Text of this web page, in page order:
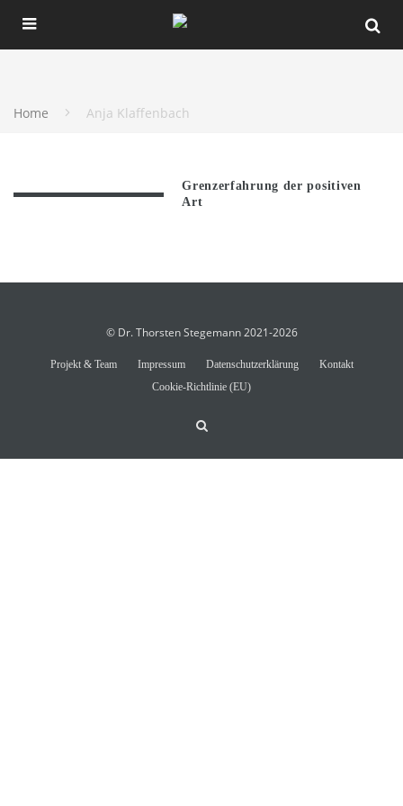
Home Anja Klaffenbach
Grenzerfahrung der positiven
Art
© Dr. Thorsten Stegemann 2021-2026
Projekt & Team Impressum Datenschutzerklärung
Kontakt
Cookie-Richtlinie (EU)